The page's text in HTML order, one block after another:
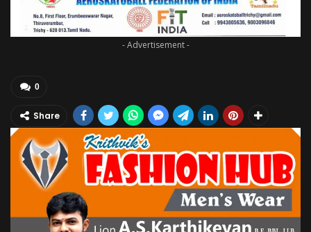
- Advertisement -
0
Share